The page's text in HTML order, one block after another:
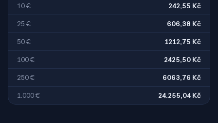
10 € 242,55 Kč
25 € 606,38 Kč
50 € 1212,75 Kč
100 € 2425,50 Kč
250 € 6063,76 Kč
1.000 € 24.255,04 Kč